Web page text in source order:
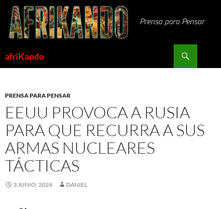
Saltar
contenido
afriKando
PRENSA PARA PENSAR
EEUU PROVOCA A RUSIA
PARA QUE RECURRA A SUS
ARMAS NUCLEARES
TÁCTICAS
3 JUNIO, 2024 DANIEL